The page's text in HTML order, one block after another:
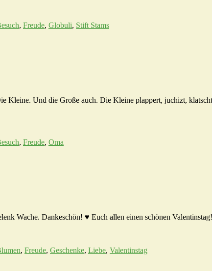
, Freude, Globuli, Stift Stams
Kleine. Und die Große auch. Die Kleine plappert, juchizt,
, Freude, Oma
Wache. Dankeschön! ♥ Euch allen einen schönen Valentinstag!
, Freude, Geschenke, Liebe, Valentinstag